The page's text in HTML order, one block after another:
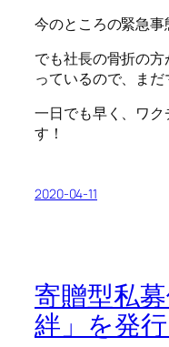
今のところの緊急事
でも社長の骨折の
っているので、まだ
一日でも早く、ワ
す！
2020-04-11
寄贈型私
絆」を発